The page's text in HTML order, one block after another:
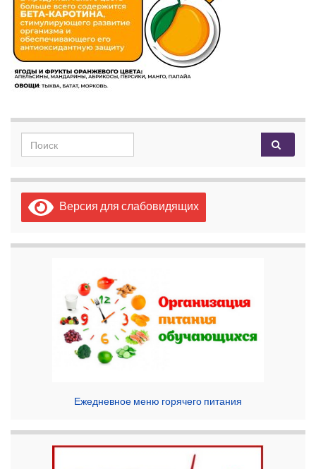
Search for:
Версия для слабовидящих
Ежедневное меню горячего питания